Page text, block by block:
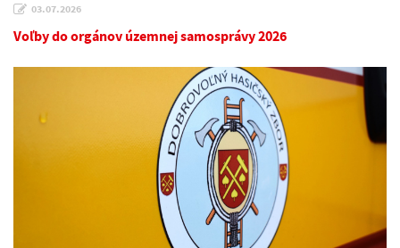
03.07.2026
Voľby do orgánov územnej samosprávy 2026